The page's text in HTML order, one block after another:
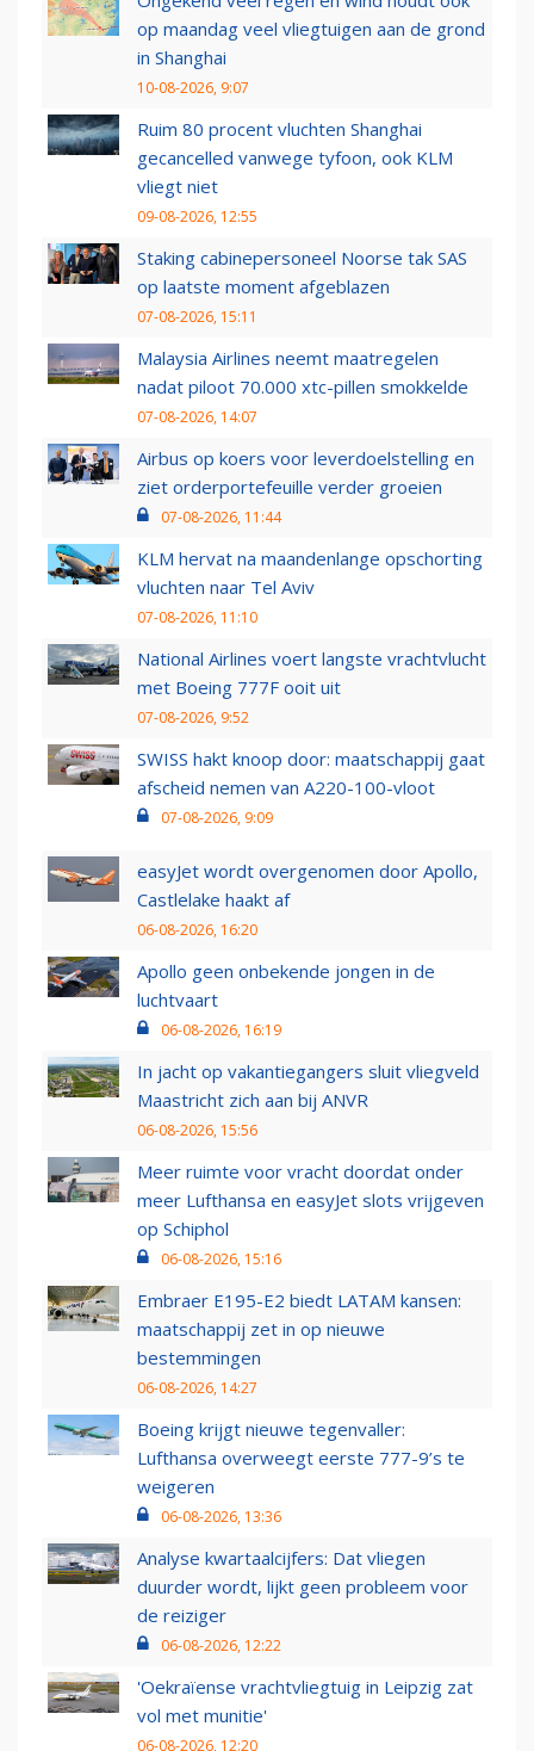
op maandag veel vliegtuigen aan de grond
in Shanghai
10-08-2026, 9:07
Ruim 80 procent vluchten Shanghai
gecancelled vanwege tyfoon, ook KLM
vliegt niet
09-08-2026, 12:55
Staking cabinepersoneel Noorse tak SAS
op laatste moment afgeblazen
07-08-2026, 15:11
Malaysia Airlines neemt maatregelen
nadat piloot 70.000 xtc-pillen smokkelde
07-08-2026, 14:07
Airbus op koers voor leverdoelstelling en
ziet orderportefeuille verder groeien
07-08-2026, 11:44
KLM hervat na maandenlange opschorting
vluchten naar Tel Aviv
07-08-2026, 11:10
National Airlines voert langste vrachtvlucht
met Boeing 777F ooit uit
07-08-2026, 9:52
SWISS hakt knoop door: maatschappij gaat
afscheid nemen van A220-100-vloot
07-08-2026, 9:09
easyJet wordt overgenomen door Apollo,
Castlelake haakt af
06-08-2026, 16:20
Apollo geen onbekende jongen in de
luchtvaart
06-08-2026, 16:19
In jacht op vakantiegangers sluit vliegveld
Maastricht zich aan bij ANVR
06-08-2026, 15:56
Meer ruimte voor vracht doordat onder
meer Lufthansa en easyJet slots vrijgeven
op Schiphol
06-08-2026, 15:16
Embraer E195-E2 biedt LATAM kansen:
maatschappij zet in op nieuwe
bestemmingen
06-08-2026, 14:27
Boeing krijgt nieuwe tegenvaller:
Lufthansa overweegt eerste 777-9’s te
weigeren
06-08-2026, 13:36
Analyse kwartaalcijfers: Dat vliegen
duurder wordt, lijkt geen probleem voor
de reiziger
06-08-2026, 12:22
'Oekraïense vrachtvliegtuig in Leipzig zat
vol met munitie'
06-08-2026, 12:20